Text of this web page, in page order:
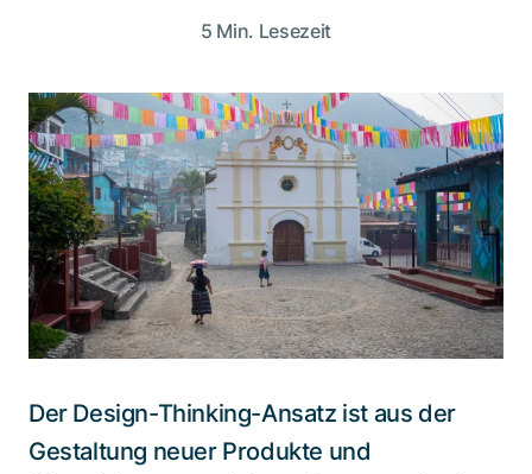
Spezialisten kontaktieren
5 Min. Lesezeit
Der Design-Thinking-Ansatz ist aus der
Gestaltung neuer Produkte und